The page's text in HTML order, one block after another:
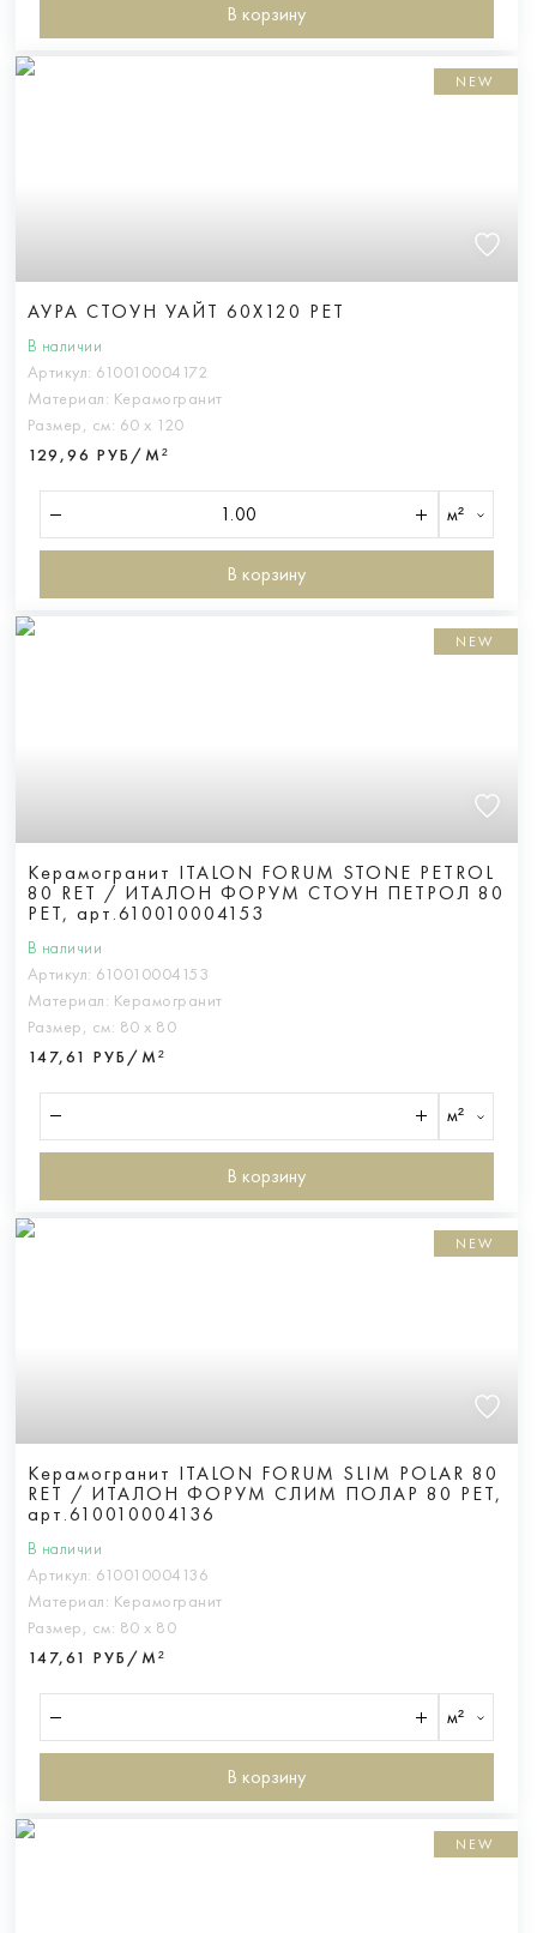
В корзину
NEW
АУРА СТОУН УАЙТ 60X120 РЕТ
В наличии
Артикул: 610010004172
Материал: Керамогранит
Размер, см: 60 х 120
129,96 РУБ/М²
м²
В корзину
NEW
Керамогранит ITALON FORUM STONE PETROL
80 RET / ИТАЛОН ФОРУМ СТОУН ПЕТРОЛ 80
РЕТ, арт.610010004153
В наличии
Артикул: 610010004153
Материал: Керамогранит
Размер, см: 80 х 80
147,61 РУБ/М²
м²
В корзину
NEW
Керамогранит ITALON FORUM SLIM POLAR 80
RET / ИТАЛОН ФОРУМ СЛИМ ПОЛАР 80 РЕТ,
арт.610010004136
В наличии
Артикул: 610010004136
Материал: Керамогранит
Размер, см: 80 х 80
147,61 РУБ/М²
м²
В корзину
NEW